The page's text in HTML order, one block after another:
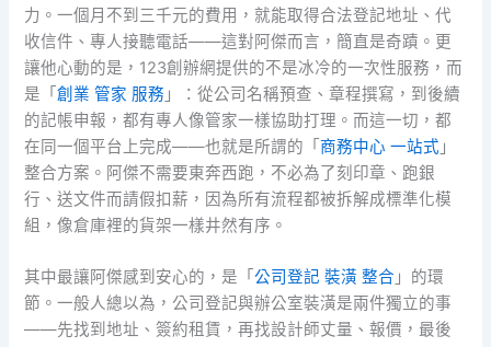
力。一個月不到三千元的費用，就能取得合法登記地址、代
收信件、專人接聽電話——這對阿傑而言，簡直是奇蹟。更
讓他心動的是，123創辦網提供的不是冰冷的一次性服務，而
是「創業 管家 服務 」：從公司名稱預查、章程撰寫，到後續
的記帳申報，都有專人像管家一樣協助打理。而這一切，都
在同一個平台上完成——也就是所謂的「商務中心 一站式 」
整合方案。阿傑不需要東奔西跑，不必為了刻印章、跑銀
行、送文件而請假扣薪，因為所有流程都被拆解成標準化模
組，像倉庫裡的貨架一樣井然有序。
其中最讓阿傑感到安心的，是「公司登記 裝潢 整合 」的環
節。一般人總以為，公司登記與辦公室裝潢是兩件獨立的事
——先找到地址、簽約租賃，再找設計師丈量、報價，最後